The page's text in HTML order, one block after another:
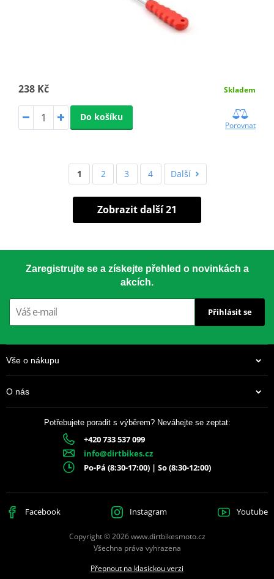
238 Kč Skladem
Do košíku
Porovnat
1 2 3 4 Další
Zobrazit další 21
Zaregistrujte se a získejte přehled o novinkách a
akcích.
Přihlásit se
Vše o nákupu
O nás
Potřebujete poradit s výběrem? Neváhejte se zeptat:
+420 733 537 099
info@dirtbikes.cz
Po-Pá (8:30-17:00) | So (8:30-12:00)
Facebook Instagram Youtube
Copyright © 2026 www.dirtbikesmoto.cz
Všechna práva vyhrazena
Přepnout na klasickou verzi